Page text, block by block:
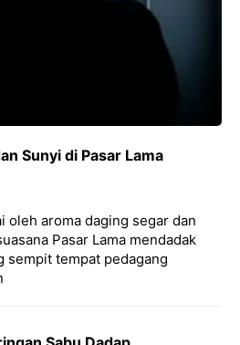
Sunyi di Pasar Lama
oleh aroma daging segar dan
Pasar Lama mendadak
sempit tempat pedagang